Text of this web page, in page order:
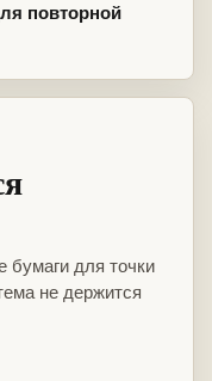
повторной
бумаги для точки
не держится